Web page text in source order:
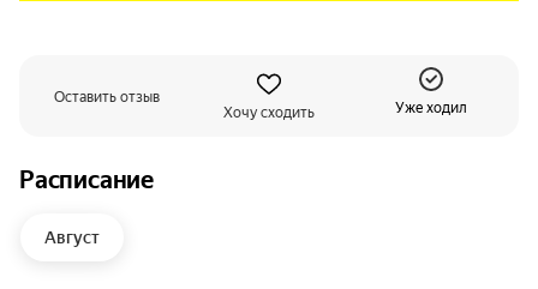
Оставить отзыв
Хочу сходить
Уже ходил
Расписание
Август